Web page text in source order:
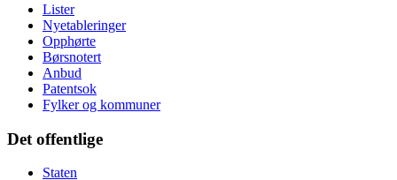
Lister
Nyetableringer
Opphørte
Børsnotert
Anbud
Patentsok
Fylker og kommuner
Det offentlige
Staten